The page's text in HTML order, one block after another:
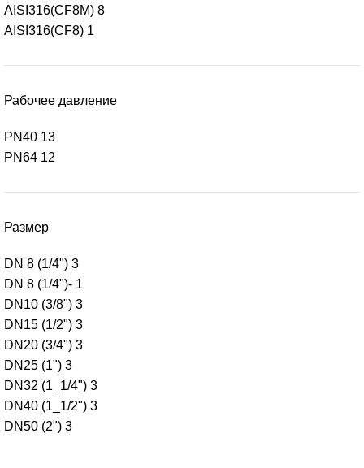
AISI316(CF8M) 8
AISI316(СF8) 1
Рабочее давление
PN40 13
PN64 12
Размер
DN 8 (1/4") 3
DN 8 (1/4")- 1
DN10 (3/8") 3
DN15 (1/2") 3
DN20 (3/4") 3
DN25 (1") 3
DN32 (1_1/4") 3
DN40 (1_1/2") 3
DN50 (2") 3